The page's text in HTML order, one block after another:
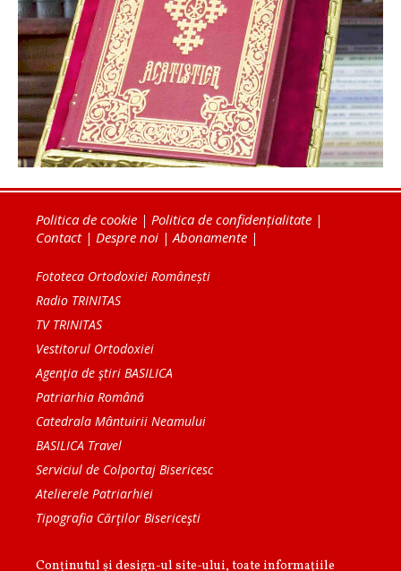
Politica de cookie | Politica de confidențialitate |
Contact| Despre noi | Abonamente |
Fototeca Ortodoxiei Românești
Radio TRINITAS
TV TRINITAS
Vestitorul Ortodoxiei
Agenţia de ştiri BASILICA
Patriarhia Română
Catedrala Mântuirii Neamului
BASILICA Travel
Serviciul de Colportaj Bisericesc
Atelierele Patriarhiei
Tipografia Cărţilor Bisericeşti
Conținutul și design-ul site-ului, toate informaţiile